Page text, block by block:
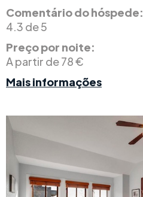
Comentário do hóspede:
4.3 de 5
Preço por noite:
A partir de 78 €
Mais informações